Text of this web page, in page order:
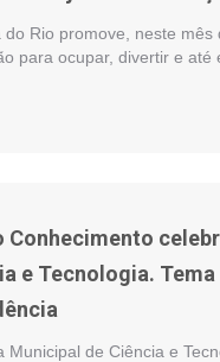
do Rio promove, neste
para ocupar, divertir e
Conhecimento
e Tecnologia.
Municipal de Ciência e